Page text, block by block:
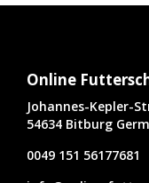
Online
Johannes-Kepler-
54634 Bitburg
0049 151 56177681